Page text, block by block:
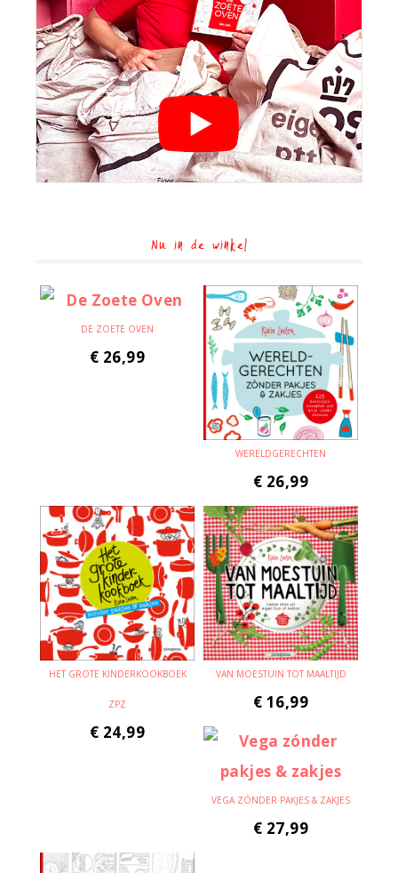
Nu in de winkel
DE ZOETE OVEN
€ 26,99
WERELDGERECHTEN
€ 26,99
HET GROTE KINDERKOOKBOEK
ZPZ
€ 24,99
VAN MOESTUIN TOT MAALTIJD
€ 16,99
VEGA ZÓNDER PAKJES & ZAKJES
€ 27,99